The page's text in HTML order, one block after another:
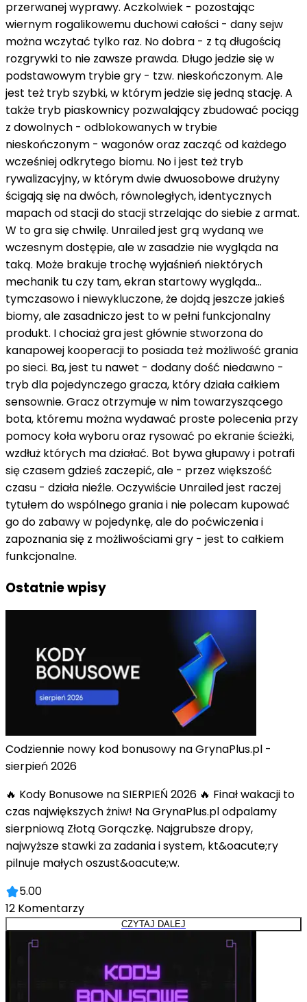
przerwanej wyprawy. Aczkolwiek - pozostając
wiernym rogalikowemu duchowi całości - dany sejw
można wczytać tylko raz. No dobra - z tą długością
rozgrywki to nie zawsze prawda. Długo jedzie się w
podstawowym trybie gry - tzw. nieskończonym. Ale
jest też tryb szybki, w którym jedzie się jedną stację. A
także tryb piaskownicy pozwalający zbudować pociąg
z dowolnych - odblokowanych w trybie
nieskończonym - wagonów oraz zacząć od każdego
wcześniej odkrytego biomu. No i jest też tryb
rywalizacyjny, w którym dwie dwuosobowe drużyny
ścigają się na dwóch, równoległych, identycznych
mapach od stacji do stacji strzelając do siebie z armat.
W to gra się chwilę. Unrailed jest grą wydaną we
wczesnym dostępie, ale w zasadzie nie wygląda na
taką. Może brakuje trochę wyjaśnień niektórych
mechanik tu czy tam, ekran startowy wygląda…
tymczasowo i niewykluczone, że dojdą jeszcze jakieś
biomy, ale zasadniczo jest to w pełni funkcjonalny
produkt. I chociaż gra jest głównie stworzona do
kanapowej kooperacji to posiada też możliwość grania
po sieci. Ba, jest tu nawet - dodany dość niedawno -
tryb dla pojedynczego gracza, który działa całkiem
sensownie. Gracz otrzymuje w nim towarzyszącego
bota, któremu można wydawać proste polecenia przy
pomocy koła wyboru oraz rysować po ekranie ścieżki,
wzdłuż których ma działać. Bot bywa głupawy i potrafi
się czasem gdzieś zaczepić, ale - przez większość
czasu - działa nieźle. Oczywiście Unrailed jest raczej
tytułem do wspólnego grania i nie polecam kupować
go do zabawy w pojedynkę, ale do poćwiczenia i
zapoznania się z możliwościami gry - jest to całkiem
funkcjonalne.
Ostatnie wpisy
Codziennie nowy kod bonusowy na GrynaPlus.pl -
sierpień 2026
🔥 Kody Bonusowe na SIERPIEŃ 2026 🔥 Finał wakacji to
czas największych żniw! Na GrynaPlus.pl odpalamy
sierpniową Złotą Gorączkę. Najgrubsze dropy,
najwyższe stawki za zadania i system, kt&oacute;ry
pilnuje małych oszust&oacute;w.
5.00
12 Komentarzy
CZYTAJ DALEJ